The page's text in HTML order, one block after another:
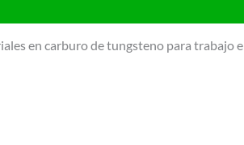
en carburo de tungsteno para trabajo